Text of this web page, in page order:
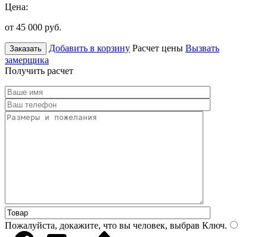
Цена:
от 45 000 руб.
Заказать Добавить в корзину Расчет цены Вызвать
замерщика
Получить расчет
Пожалуйста, докажите, что вы человек, выбрав Ключ.